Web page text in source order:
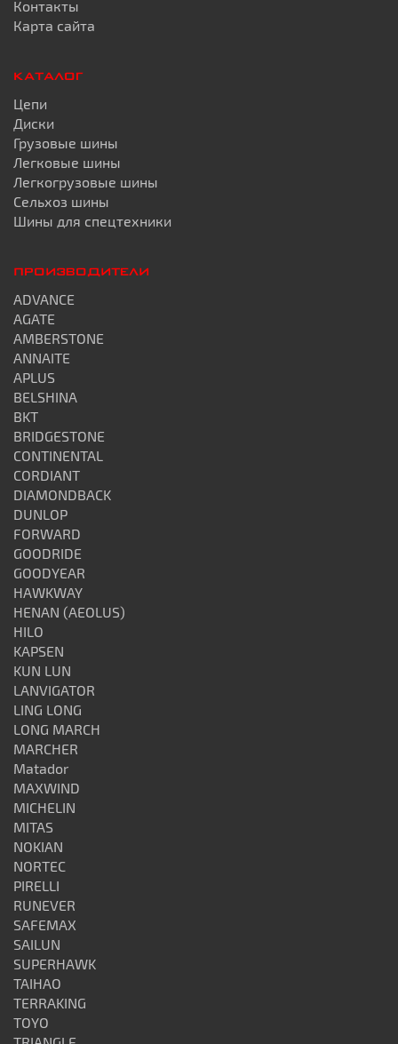
Контакты
Карта сайта
КАТАЛОГ
Цепи
Диски
Грузовые шины
Легковые шины
Легкогрузовые шины
Сельхоз шины
Шины для спецтехники
ПРОИЗВОДИТЕЛИ
ADVANCE
AGATE
AMBERSTONE
ANNAITE
APLUS
BELSHINA
BKT
BRIDGESTONE
CONTINENTAL
CORDIANT
DIAMONDBACK
DUNLOP
FORWARD
GOODRIDE
GOODYEAR
HAWKWAY
HENAN (AEOLUS)
HILO
KAPSEN
KUN LUN
LANVIGATOR
LING LONG
LONG MARCH
MARCHER
Matador
MAXWIND
MICHELIN
MITAS
NOKIAN
NORTEC
PIRELLI
RUNEVER
SAFEMAX
SAILUN
SUPERHAWK
TAIHAO
TERRAKING
TOYO